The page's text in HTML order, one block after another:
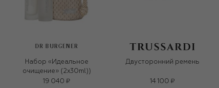
DR BURGENER
Набор «Идеальное
очищение» (2x30ml))
19 040 ₽
Двусторонний ремень
14 100 ₽